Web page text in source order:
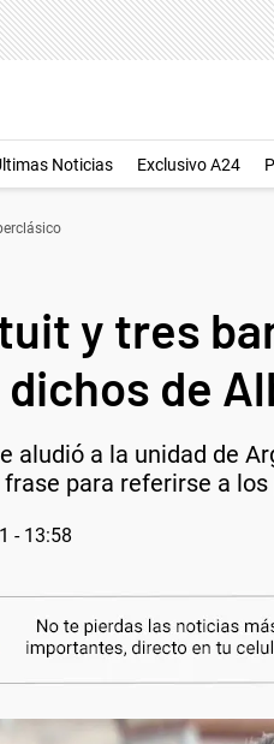
Noticias Exclusivo A24
y tres
de
aludió a la unidad de
para referirse a los
- 13:58